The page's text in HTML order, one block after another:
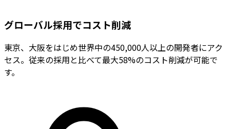
グローバル採用でコスト削減
東京、大阪をはじめ世界中の450,000人以上の開発者にアク
セス。従来の採用と比べて最大58%のコスト削減が可能で
す。